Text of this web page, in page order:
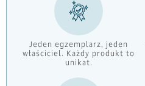
Jeden egzemplarz, jeden
właściciel. Każdy produkt to
unikat.